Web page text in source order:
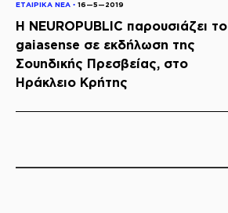
ΕΤΑΙΡΙΚΑ ΝΕΑ ◦ 16—5—2019
Η NEUROPUBLIC παρουσιάζει το
gaiasense σε εκδήλωση της
Σουηδικής Πρεσβείας, στο
Ηράκλειο Κρήτης